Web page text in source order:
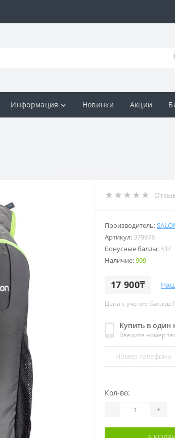
Информация Новинки Акции
Производитель:
Артикул: 379978
Бонусные баллы: 537
Наличие:999
17 900₸
Цена с учетом
Купить в один
Введите номер
Кол-во:
- +